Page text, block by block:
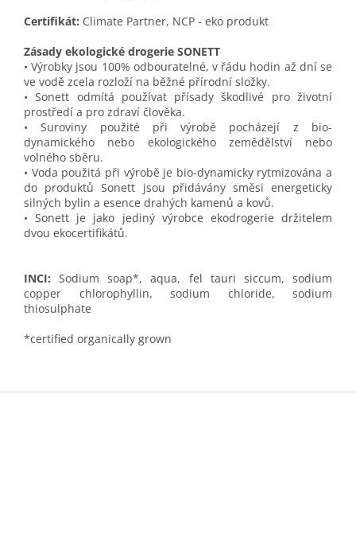
Certifikát: Climate Partner, NCP - eko produkt
Zásady ekologické drogerie SONETT
• Výrobky jsou 100% odbouratelné, v řádu hodin až dní se
ve vodě zcela rozloží na běžné přírodní složky.
• Sonett odmítá používat přísady škodlivé pro životní
prostředí a pro zdraví člověka.
• Suroviny použité při výrobě pocházejí z bio-
dynamického nebo ekologického zemědělství nebo
volného sběru.
• Voda použitá při výrobě je bio-dynamicky rytmizována a
do produktů Sonett jsou přidávány směsi energeticky
silných bylin a esence drahých kamenů a kovů.
• Sonett je jako jediný výrobce ekodrogerie držitelem
dvou ekocertifikátů.
INCI: Sodium soap*, aqua, fel tauri siccum, sodium
copper chlorophyllin, sodium chloride, sodium
thiosulphate
*certified organically grown
Z